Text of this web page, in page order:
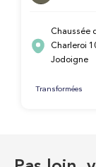
Chaussée
Charleroi
Jodoigne
Transformées